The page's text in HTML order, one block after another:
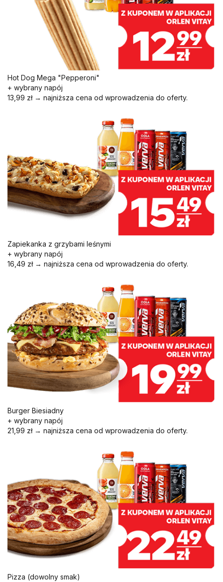
Hot Dog Mega "Pepperoni"
+ wybrany napój
13,99 zł → najniższa cena od wprowadzenia do oferty.
Zapiekanka z grzybami leśnymi
+ wybrany napój
16,49 zł → najniższa cena od wprowadzenia do oferty.
Burger Biesiadny
+ wybrany napój
21,99 zł → najniższa cena od wprowadzenia do oferty.
Pizza (dowolny smak)